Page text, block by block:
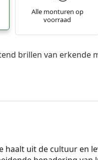
Alle monturen op
voorraad
brillen van erkende
uit de cultuur en